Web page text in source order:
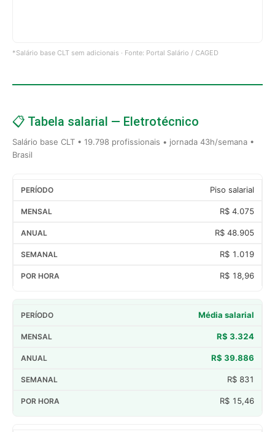
*Salário base CLT sem adicionais · Fonte: Portal Salário / CAGED
📋 Tabela salarial — Eletrotécnico
Salário base CLT • 19.798 profissionais • jornada 43h/semana •
Brasil
Piso salarial
R$ 4.075
R$ 48.905
R$ 1.019
R$ 18,96
Média salarial
R$ 3.324
R$ 39.886
R$ 831
R$ 15,46